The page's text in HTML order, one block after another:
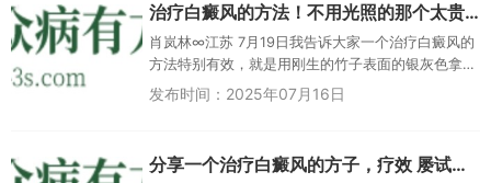
治疗白癜风的方法！不用光照的那个太贵了
肖岚林∞江苏 7月19日我告诉大家一个治疗白癜风的
方法特别有效，就是用刚生的竹子表面的银灰色拿
来调试香油，浸泡三个月以后，每天擦三次，很快
发布时间：2025年07月16日
分享一个治疗白癜风的方子，疗效 屡试屡验